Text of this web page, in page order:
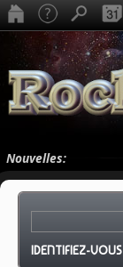
Nouvelles:
IDENTIFIEZ-VOUS